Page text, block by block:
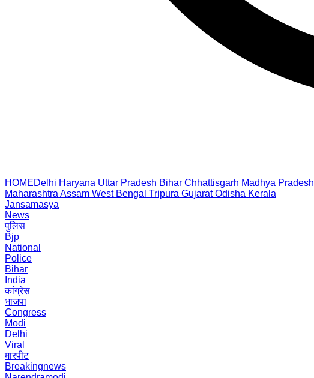
HOMEDelhi Haryana Uttar Pradesh Bihar Chhattisgarh Madhya Pradesh
Maharashtra Assam West Bengal Tripura Gujarat Odisha Kerala
Jansamasya
News
पुलिस
Bjp
National
Police
Bihar
India
कांग्रेस
भाजपा
Congress
Modi
Delhi
Viral
मारपीट
Breakingnews